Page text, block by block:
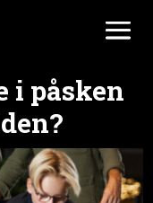
i påsken